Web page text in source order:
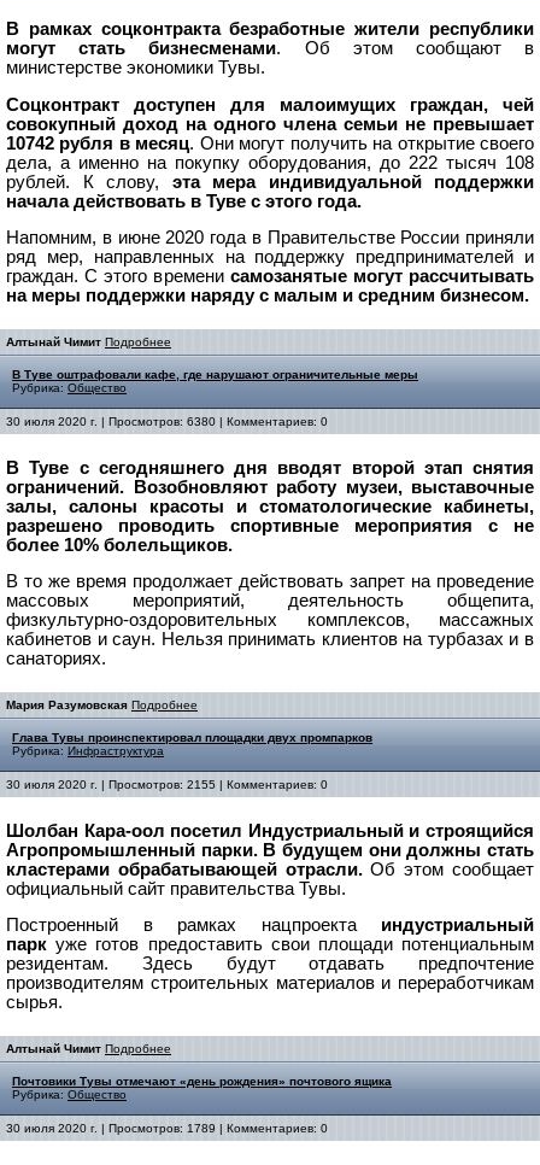
В рамках соцконтракта безработные жители республики
могут стать бизнесменами. Об этом сообщают в
министерстве экономики Тувы.
Соцконтракт доступен для малоимущих граждан, чей
совокупный доход на одного члена семьи не превышает
10742 рубля в месяц. Они могут получить на открытие своего
дела, а именно на покупку оборудования, до 222 тысяч 108
рублей. К слову, эта мера индивидуальной поддержки
начала действовать в Туве с этого года.
Напомним, в июне 2020 года в Правительстве России приняли
ряд мер, направленных на поддержку предпринимателей и
граждан. С этого временисамозанятые могут рассчитывать
на меры поддержки наряду с малым и средним бизнесом.
Алтынай Чимит Подробнее
В Туве оштрафовали кафе, где нарушают ограничительные меры
Рубрика: Общество
30 июля 2020 г. | Просмотров: 6380 | Комментариев: 0
В Туве с сегодняшнего дня вводят второй этап снятия
ограничений. Возобновляют работу музеи, выставочные
залы, салоны красоты и стоматологические кабинеты,
разрешено проводить спортивные мероприятия с не
более 10% болельщиков.
В то же время продолжает действовать запрет на проведение
массовых мероприятий, деятельность общепита,
физкультурно-оздоровительных комплексов, массажных
кабинетов и саун. Нельзя принимать клиентов на турбазах и в
санаториях.
Мария Разумовская Подробнее
Глава Тувы проинспектировал площадки двух промпарков
Рубрика: Инфраструктура
30 июля 2020 г. | Просмотров: 2155 | Комментариев: 0
Шолбан Кара-оол посетил Индустриальный и строящийся
Агропромышленный парки. В будущем они должны стать
кластерами обрабатывающей отрасли.Об этом сообщает
официальный сайт правительства Тувы.
Построенный в рамках нацпроекта индустриальный
паркуже готов предоставить свои площади потенциальным
резидентам. Здесь будут отдавать предпочтение
производителям строительных материалов и переработчикам
сырья.
Алтынай Чимит Подробнее
Почтовики Тувы отмечают «день рождения» почтового ящика
Рубрика: Общество
30 июля 2020 г. | Просмотров: 1789 | Комментариев: 0